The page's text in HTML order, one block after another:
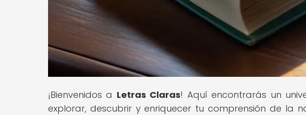
¡Bienvenidos a Letras Claras! Aquí encontrarás un
explorar, descubrir y enriquecer tu comprensión de la